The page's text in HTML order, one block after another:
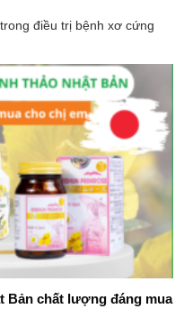
điều trị bệnh xơ cứng
Bản chất lượng đáng mua